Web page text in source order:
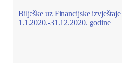
Bilješke uz Financijske
1.1.2020.-31.12.2020. godine